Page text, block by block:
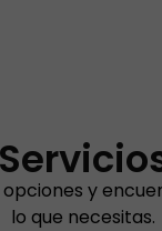
opciones y
lo que necesitas.